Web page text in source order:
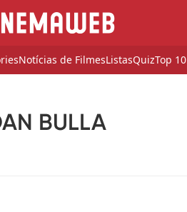
Notícias de FilmesListasQuizTop 10
BULLA